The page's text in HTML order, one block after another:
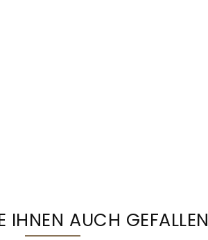
IHNEN AUCH